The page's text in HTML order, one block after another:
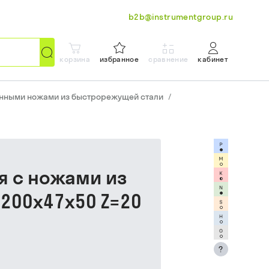
b2b@instrumentgroup.ru
корзина избранное сравнение кабинет
ножами из быстрорежущей стали /
с ножами из
Z=20
?